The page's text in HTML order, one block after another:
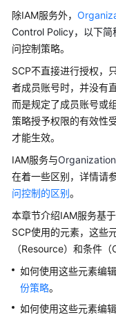
角
策
略
系
统
身
策
略
身
份
授
权
参
除IAM服务外，
Control Policy，以下简
问控制策略。
SCP不直接进行授权，
者成员账号时，并没有
而是规定了成员账号或
策略授予权限的有效性
才能生效。
IAM服务与
在着一些区别，详情请参
问控制的区别。
本章节介绍IAM服务基
SCP使用的元素，这些
（Resource）和条件（
如何使用这些元素编
份策略。
如何使用这些元素编辑